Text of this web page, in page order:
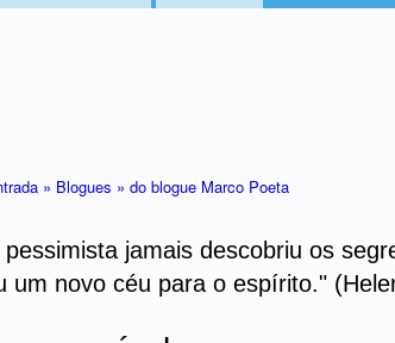
» Blogues » do blogue Marco Poeta
jamais descobriu os
um novo céu para o espírito."